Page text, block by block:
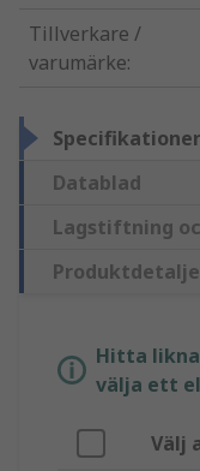
Tillverkare /
varumärke:
Specifikationer
Datablad
Lagstiftning
Hitta
välja ett
Välj